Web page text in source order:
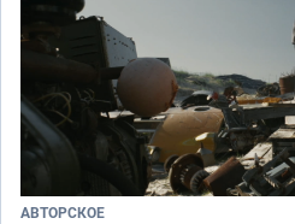
АВТОРСКОЕ